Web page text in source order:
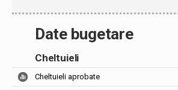
Date bugetare
Cheltuieli
Cheltuieli aprobate